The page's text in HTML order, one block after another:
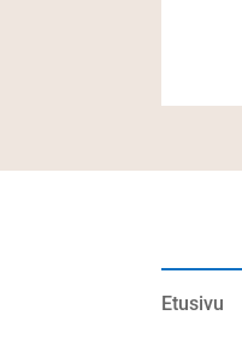
Etusivu